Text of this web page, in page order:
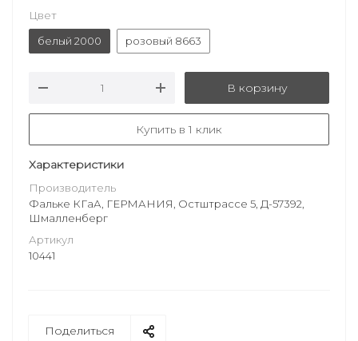
Цвет
белый 2000
розовый 8663
В корзину
Купить в 1 клик
Характеристики
Производитель
Фальке КГаА, ГЕРМАНИЯ, Остштрассе 5, Д-57392,
Шмалленберг
Артикул
10441
Поделиться